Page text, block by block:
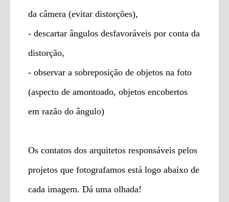
da câmera (evitar distorções),
- descartar ângulos desfavoráveis por conta da
distorção,
- observar a sobreposição de objetos na foto
(aspecto de amontoado, objetos encobertos
em razão do ângulo)
Os contatos dos arquitetos responsáveis pelos
projetos que fotografamos está logo abaixo de
cada imagem. Dá uma olhada!